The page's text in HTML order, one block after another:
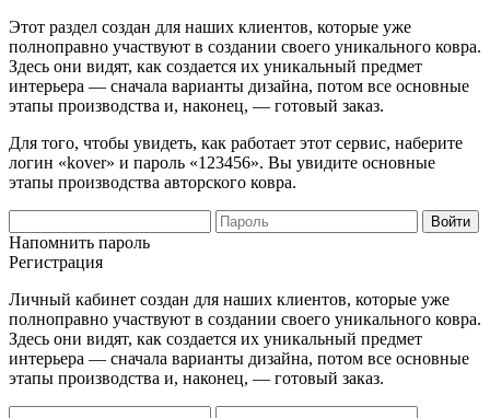
Этот раздел создан для наших клиентов, которые уже
полноправно участвуют в создании своего уникального ковра.
Здесь они видят, как создается их уникальный предмет
интерьера — сначала варианты дизайна, потом все основные
этапы производства и, наконец, — готовый заказ.
Для того, чтобы увидеть, как работает этот сервис, наберите
логин «kover» и пароль «123456». Вы увидите основные
этапы производства авторского ковра.
Напомнить пароль
Регистрация
Личный кабинет создан для наших клиентов, которые уже
полноправно участвуют в создании своего уникального ковра.
Здесь они видят, как создается их уникальный предмет
интерьера — сначала варианты дизайна, потом все основные
этапы производства и, наконец, — готовый заказ.